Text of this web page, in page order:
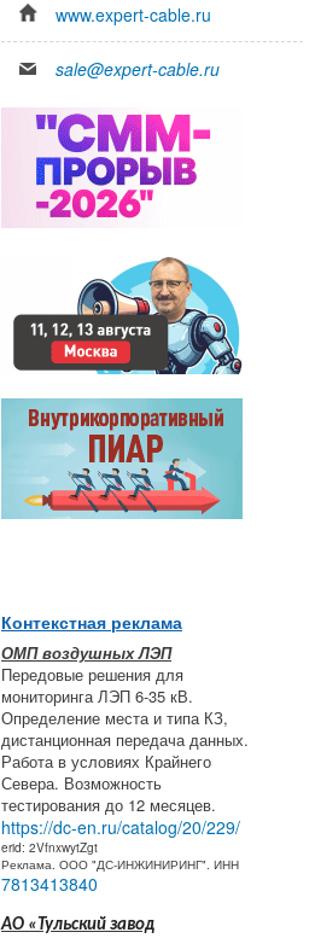
www.expert-cable.ru
sale@expert-cable.ru
Контекстная реклама
ОМП воздушных ЛЭП
Передовые решения для
мониторинга ЛЭП 6-35 кВ.
Определение места и типа КЗ,
дистанционная передача данных.
Работа в условиях Крайнего
Севера. Возможность
тестирования до 12 месяцев.
https://dc-en.ru/catalog/20/229/
erid: 2VfnxwytZgt
Реклама. ООО "ДС-ИНЖИНИРИНГ". ИНН
7813413840
АО «Тульский завод